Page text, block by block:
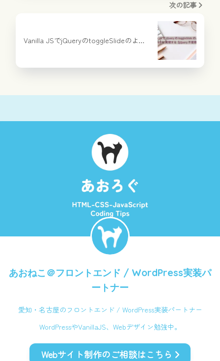
次の記事
Vanilla JSでjQueryのtoggleSlideのよ…
あおねこ＠フロントエンド / WordPress実装パ
ートナー
愛知・名古屋のフロントエンド / WordPress実装パートナー
WordPressやVanillaJS、Webデザイン勉強中。
Webサイト制作のご相談はこちら